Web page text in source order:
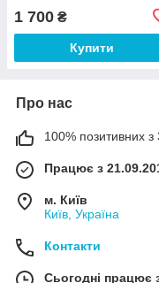
1 700 ₴
Купити
Про нас
100% позитивних з
Працює з
м. Київ
Київ, Україна
Контакти
Сьогодні працює